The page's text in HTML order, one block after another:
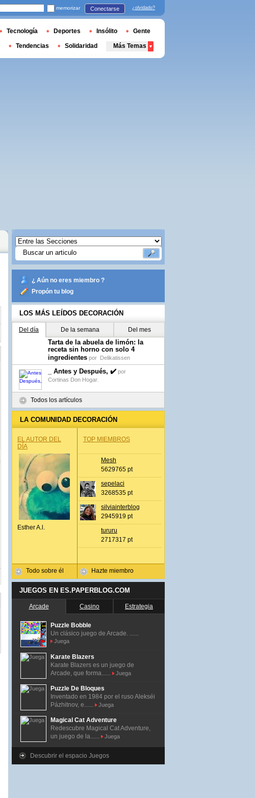
¿ Aún no eres miembro ?
Propón tu blog
LOS MÁS LEÍDOS DECORACIÓN
Del día De la semana Del mes
Tarta de la abuela de limón: la
receta sin horno con solo 4
ingredientes por Delikatissen
_ Antes y Después, ✔️ por
Cortinas Don Hogar.
Todos los artículos
LA COMUNIDAD DECORACIÓN
EL AUTOR DEL
DÍA
Esther A.l.
Todo sobre él
TOP MIEMBROS
Mesh
5629765 pt
sepelaci
3268535 pt
silviainterblog
2945919 pt
tururu
2717317 pt
Hazte miembro
JUEGOS EN ES.PAPERBLOG.COM
Arcade Casino Estrategia
Puzzle Bobble
Un clásico juego de Arcade. ......
Juega
Karate Blazers
Karate Blazers es un juego de
Arcade, que forma......
Juega
Puzzle De Bloques
Inventado en 1984 por el ruso Alekséi
Pázhitnov, e......
Juega
Magical Cat Adventure
Redescubre Magical Cat Adventure,
un juego de la......
Juega
Descubrir el espacio Juegos
memorizar Conectarse ¿olvidado?
Tecnología Deportes Insólito Gente
Tendencias Solidaridad Más Temas